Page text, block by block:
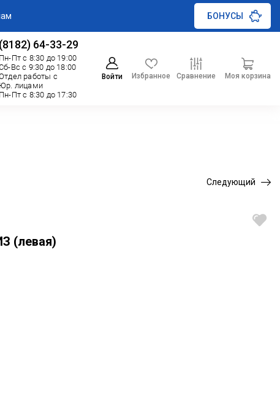
БОНУСЫ
(8182) 64-33-29
Пн-Пт с 8:30 до 19:00
Вс с 9:30 до 18:00
работы с
Юр. лицами
Пн-Пт с 8:30 до 17:30
Войти Избранное Сравнение Моя корзина
Следующий
(левая)